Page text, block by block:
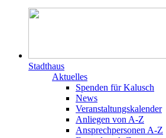
Stadthaus
Aktuelles
Spenden für Kalusch
News
Veranstaltungskalender
Anliegen von A-Z
Ansprechpersonen A-Z